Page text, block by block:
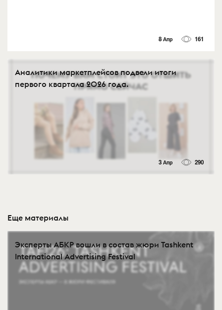
8 Апр 161
Аналитики маркетплейсов подвели итоги
первого квартала 2026 года.
3 Апр 290
Еще материалы
Эксперты АБКР вошли в состав жюри Tashkent
International Advertising Festival